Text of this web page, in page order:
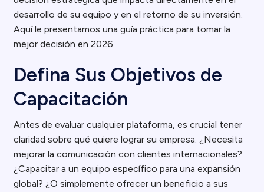
desarrollo de su equipo y en el retorno de su inversión.
Aquí le presentamos una guía práctica para tomar la
mejor decisión en 2026.
Defina Sus Objetivos de
Capacitación
Antes de evaluar cualquier plataforma, es crucial tener
claridad sobre qué quiere lograr su empresa. ¿Necesita
mejorar la comunicación con clientes internacionales?
¿Capacitar a un equipo específico para una expansión
global? ¿O simplemente ofrecer un beneficio a sus